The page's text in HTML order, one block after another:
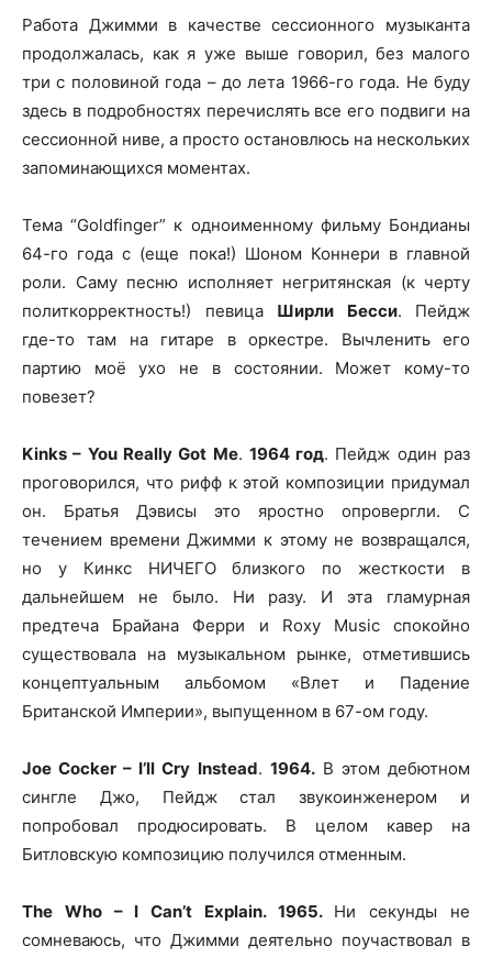
Работа Джимми в качестве сессионного музыканта
продолжалась, как я уже выше говорил, без малого
три с половиной года – до лета 1966-го года. Не буду
здесь в подробностях перечислять все его подвиги на
сессионной ниве, а просто остановлюсь на нескольких
запоминающихся моментах.
Тема “Goldfinger” к одноименному фильму Бондианы
64-го года с (еще пока!) Шоном Коннери в главной
роли. Саму песню исполняет негритянская (к черту
политкорректность!) певица Ширли Бесси. Пейдж
где-то там на гитаре в оркестре. Вычленить его
партию моё ухо не в состоянии. Может кому-то
повезет?
Kinks – You Really Got Me. 1964 год. Пейдж один раз
проговорился, что рифф к этой композиции придумал
он. Братья Дэвисы это яростно опровергли. С
течением времени Джимми к этому не возвращался,
но у Кинкс НИЧЕГО близкого по жесткости в
дальнейшем не было. Ни разу. И эта гламурная
предтеча Брайана Ферри и Roxy Music спокойно
существовала на музыкальном рынке, отметившись
концептуальным альбомом «Влет и Падение
Британской Империи», выпущенном в 67-ом году.
Joe Cocker – I’ll Cry Instead. 1964.В этом дебютном
сингле Джо, Пейдж стал звукоинженером и
попробовал продюсировать. В целом кавер на
Битловскую композицию получился отменным.
The Who – I Can’t Explain. 1965. Ни секунды не
сомневаюсь, что Джимми деятельно поучаствовал в